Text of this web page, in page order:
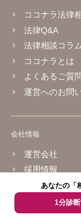
あなたの「
1分診
ココナラ法律
法律Q&A
法律相談コラム
ココナラとは
よくあるご質問
運営へのお問
会社情報
運営会社
採用情報
© 2016 coconala Inc.